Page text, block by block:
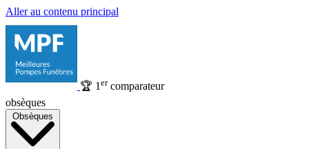
Aller au contenu principal
🏆 1 ercomparateur
obsèques
Obsèques